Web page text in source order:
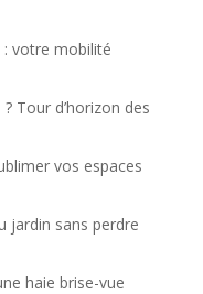
: votre mobilité
Tour d’horizon des
vos espaces
jardin sans perdre
haie brise-vue